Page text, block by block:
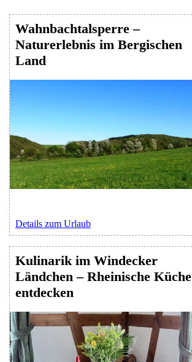
Wahnbachtalsperre –
Naturerlebnis im Bergischen
Land
Details zum Urlaub
Kulinarik im Windecker
Ländchen – Rheinische Küche
entdecken